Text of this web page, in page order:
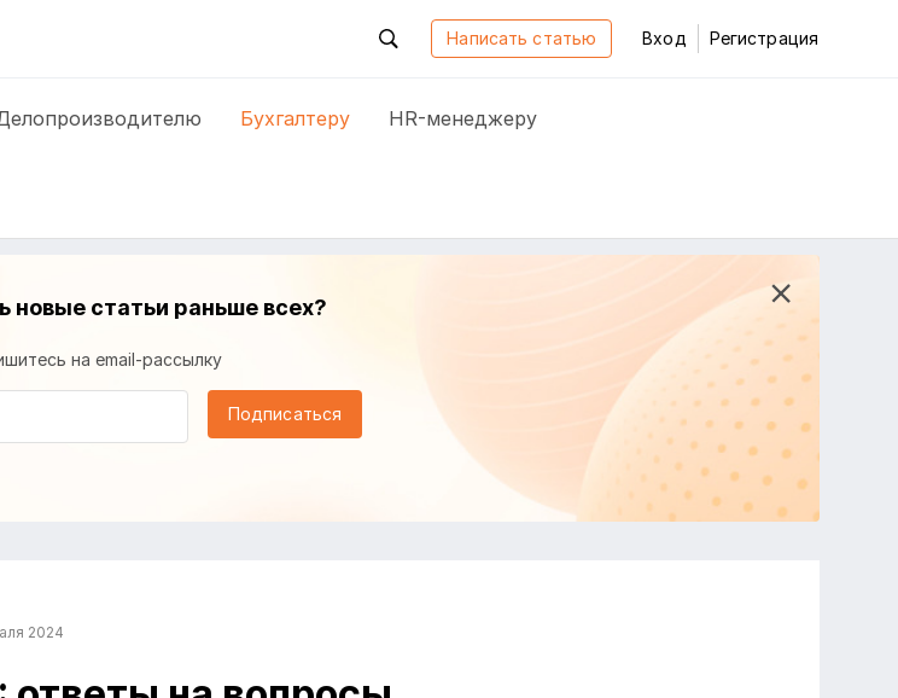
Написать статью Вход Регистрация
Бухгалтеру HR-менеджеру
новые статьи раньше всех?
на email-рассылку
Подписаться
2024